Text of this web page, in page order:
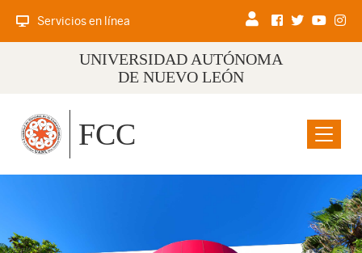
Servicios en línea
UNIVERSIDAD AUTÓNOMA
DE NUEVO LEÓN
Menu
FCC